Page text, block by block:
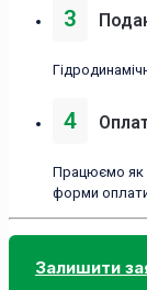
3
4
Працюємо як
форми
Залишити